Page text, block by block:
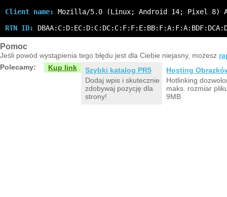
Client name:
Mozilla/5.0 (Linux; Android 14; Pixel 8)
RTN ID:
Pomoc
Jeśli powód wystąpienia tego błędu jest dla Ciebie niejasny, możesz
Polecamy:
Kup link
Szybki katalog PR5
Dodaj wpis i skutecznie
zdobywaj pozycję dla
strony!
Hosting
Hotlinking
maks. rozmiar
9MB